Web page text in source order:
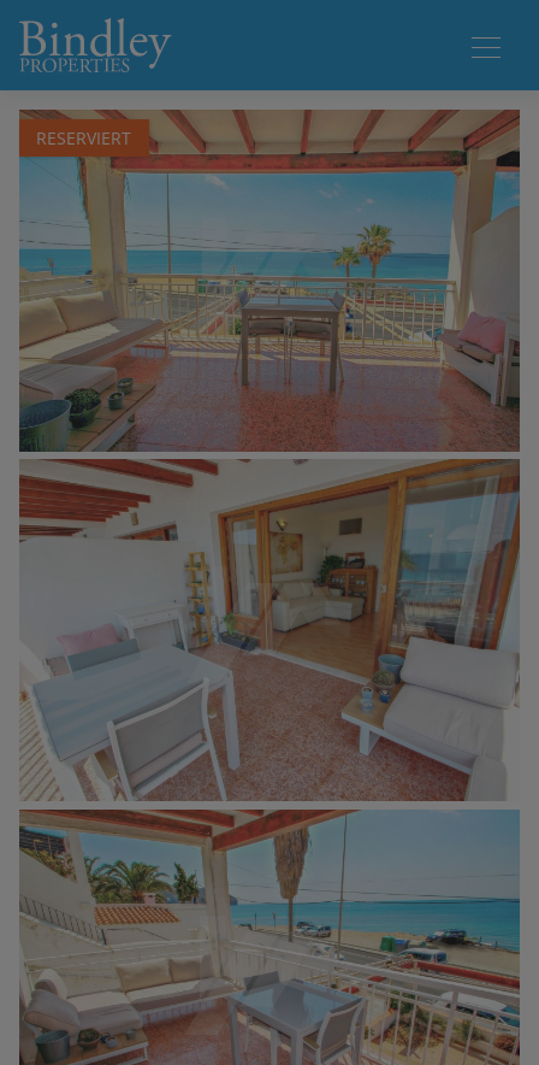
RESERVIERT
1 / 15